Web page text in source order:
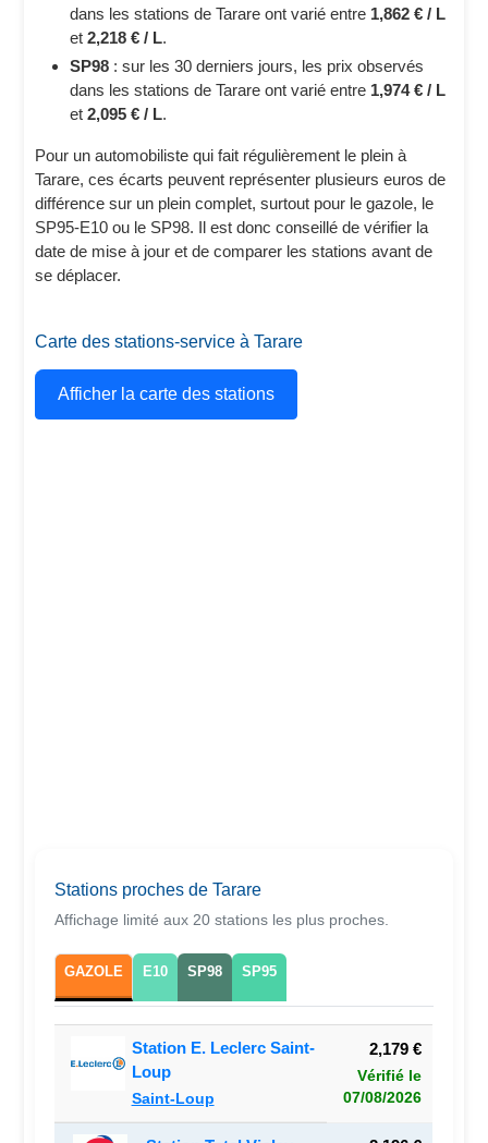
dans les stations de Tarare ont varié entre 1,862 € / L
et2,218 € / L.
SP98 : sur les 30 derniers jours, les prix observés
dans les stations de Tarare ont varié entre 1,974 € / L
et2,095 € / L.
Pour un automobiliste qui fait régulièrement le plein à
Tarare, ces écarts peuvent représenter plusieurs euros de
différence sur un plein complet, surtout pour le gazole, le
SP95-E10 ou le SP98. Il est donc conseillé de vérifier la
date de mise à jour et de comparer les stations avant de
se déplacer.
Carte des stations-service à Tarare
Afficher la carte des stations
Stations proches de Tarare
Affichage limité aux 20 stations les plus proches.
GAZOLE E10 SP98 SP95
Station E. Leclerc Saint-
Loup
Saint-Loup
2,179 €
Vérifié le
07/08/2026